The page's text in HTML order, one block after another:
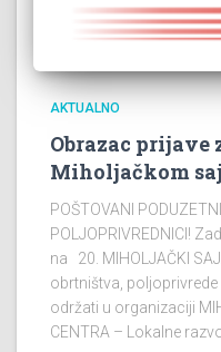
AKTUALNO
Obrazac prijave
Miholjačkom
POŠTOVANI
POLJOPRIVREDNICI!
na 20. MIHOLJAČKI
obrtništva,
održati u organizaciji
CENTRA – Lokalne